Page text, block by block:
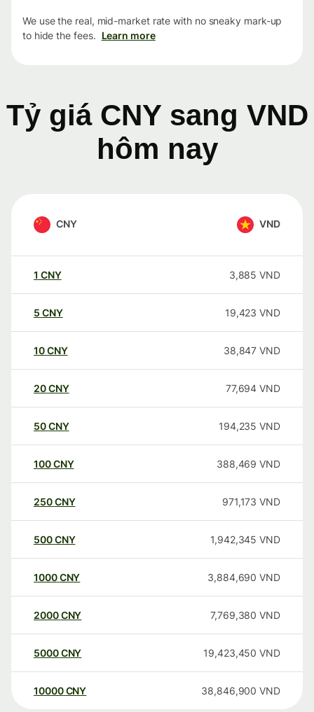
We use the real, mid-market rate with no sneaky mark-up
to hide the fees. Learn more
Tỷ giá CNY sang VND
hôm nay
CNY VND
1 CNY 3,885 VND
5 CNY 19,423 VND
10CNY 38,847 VND
20CNY 77,694 VND
50CNY 194,235 VND
100CNY 388,469 VND
250CNY 971,173 VND
500CNY 1,942,345 VND
1000CNY 3,884,690 VND
2000CNY 7,769,380 VND
5000CNY 19,423,450 VND
10000 CNY 38,846,900 VND